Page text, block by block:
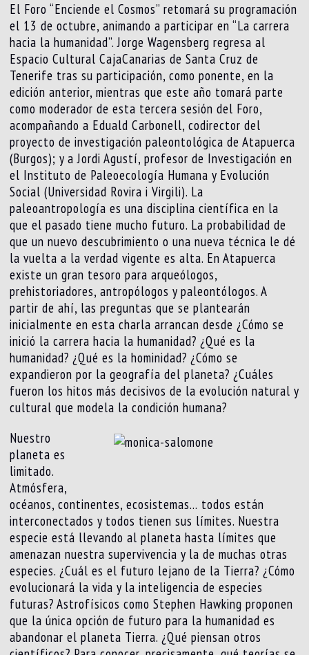
El Foro “Enciende el Cosmos” retomará su programación
el 13 de octubre, animando a participar en “La carrera
hacia la humanidad”. Jorge Wagensberg regresa al
Espacio Cultural CajaCanarias de Santa Cruz de
Tenerife tras su participación, como ponente, en la
edición anterior, mientras que este año tomará parte
como moderador de esta tercera sesión del Foro,
acompañando a Eduald Carbonell, codirector del
proyecto de investigación paleontológica de Atapuerca
(Burgos); y a Jordi Agustí, profesor de Investigación en
el Instituto de Paleoecología Humana y Evolución
Social (Universidad Rovira i Virgili). La
paleoantropología es una disciplina científica en la
que el pasado tiene mucho futuro. La probabilidad de
que un nuevo descubrimiento o una nueva técnica le dé
la vuelta a la verdad vigente es alta. En Atapuerca
existe un gran tesoro para arqueólogos,
prehistoriadores, antropólogos y paleontólogos. A
partir de ahí, las preguntas que se plantearán
inicialmente en esta charla arrancan desde ¿Cómo se
inició la carrera hacia la humanidad? ¿Qué es la
humanidad? ¿Qué es la hominidad? ¿Cómo se
expandieron por la geografía del planeta? ¿Cuáles
fueron los hitos más decisivos de la evolución natural y
cultural que modela la condición humana?
Nuestro
planeta es
limitado.
Atmósfera,
océanos, continentes, ecosistemas… todos están
interconectados y todos tienen sus límites. Nuestra
especie está llevando al planeta hasta límites que
amenazan nuestra supervivencia y la de muchas otras
especies. ¿Cuál es el futuro lejano de la Tierra? ¿Cómo
evolucionará la vida y la inteligencia de especies
futuras? Astrofísicos como Stephen Hawking proponen
que la única opción de futuro para la humanidad es
abandonar el planeta Tierra. ¿Qué piensan otros